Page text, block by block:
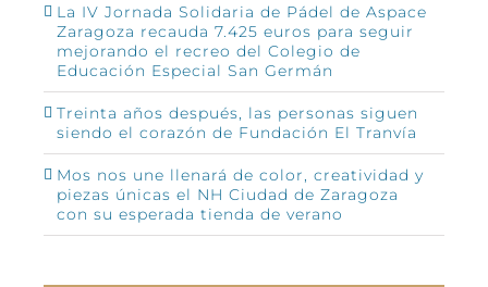
La IV Jornada Solidaria de Pádel de Aspace
Zaragoza recauda 7.425 euros para seguir
mejorando el recreo del Colegio de
Educación Especial San Germán
Treinta años después, las personas siguen
siendo el corazón de Fundación El Tranvía
Mos nos une llenará de color, creatividad y
piezas únicas el NH Ciudad de Zaragoza
con su esperada tienda de verano